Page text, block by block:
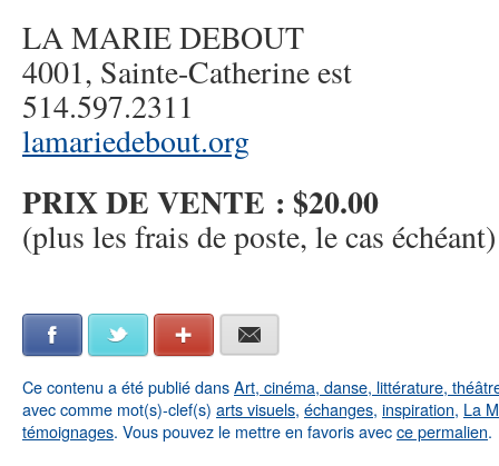
LA MARIE DEBOUT
4001, Sainte-Catherine est
514.597.2311
lamariedebout.org
PRIX DE VENTE : $20.00
(plus les frais de poste, le cas échéant)
Facebook Twitter Google+
Ce contenu a été publié dansArt, cinéma, danse, littérature,
avec comme mot(s)-clef(s) arts visuels, échanges, inspiration, La
témoignages. Vous pouvez le mettre en favoris avecce permalien.